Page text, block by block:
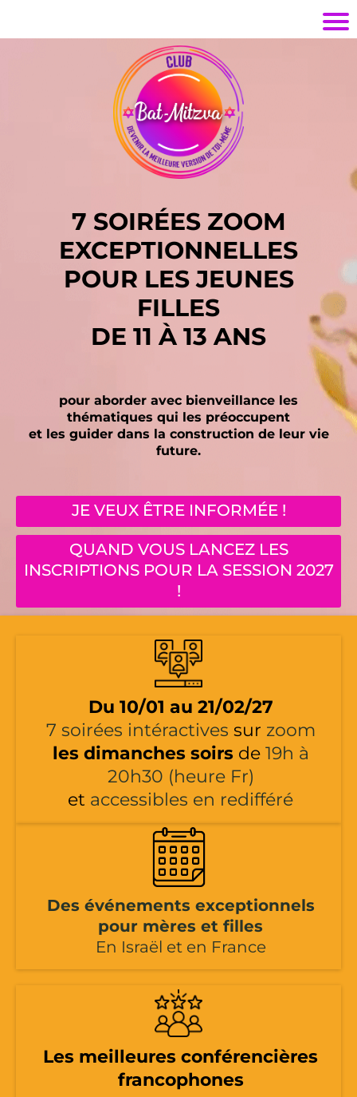
7 SOIRÉES ZOOM
EXCEPTIONNELLES
POUR LES JEUNES
FILLES
DE 11 À 13 ANS
pour aborder avec bienveillance les
thématiques qui les préoccupent
et les guider dans la construction de leur vie
future.
JE VEUX ÊTRE INFORMÉE !
QUAND VOUS LANCEZ LES
INSCRIPTIONS POUR LA SESSION 2027
!
Du 10/01 au 21/02/27
7 soirées intéractives sur zoom
les dimanches soirsde 19h à
20h30 (heure Fr)
et accessibles en redifféré
Des événements exceptionnels
pour mères et filles
En Israël et en France
Les meilleures conférencières
francophones